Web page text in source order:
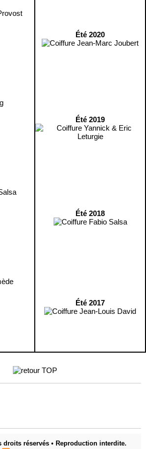
Été 2020
Été 2019
Été 2018
Été 2017
droits réservés • Reproduction interdite.